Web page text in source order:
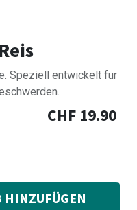
Speziell entwickelt für
CHF 19.90
HINZUFÜGEN